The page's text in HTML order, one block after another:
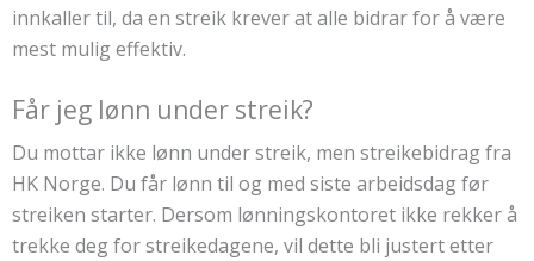
innkaller til, da en streik krever at alle bidrar for å være
mest mulig effektiv.
Får jeg lønn under streik?
Du mottar ikke lønn under streik, men streikebidrag fra
HK Norge. Du får lønn til og med siste arbeidsdag før
streiken starter. Dersom lønningskontoret ikke rekker å
trekke deg for streikedagene, vil dette bli justert etter